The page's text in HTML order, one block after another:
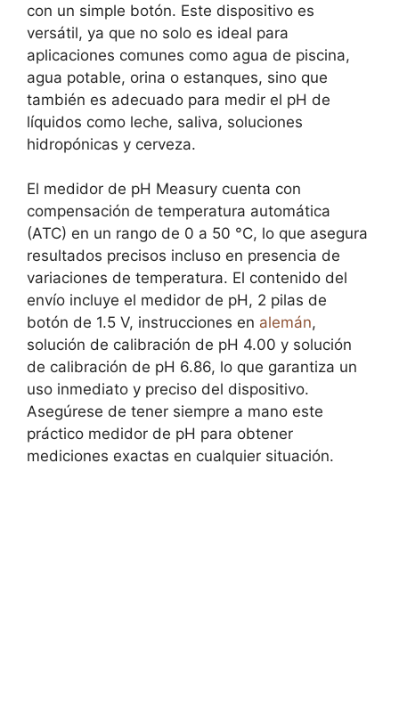
con un simple botón. Este dispositivo es
versátil, ya que no solo es ideal para
aplicaciones comunes como agua de piscina,
agua potable, orina o estanques, sino que
también es adecuado para medir el pH de
líquidos como leche, saliva, soluciones
hidropónicas y cerveza.
El medidor de pH Measury cuenta con
compensación de temperatura automática
(ATC) en un rango de 0 a 50 °C, lo que asegura
resultados precisos incluso en presencia de
variaciones de temperatura. El contenido del
envío incluye el medidor de pH, 2 pilas de
botón de 1.5 V, instrucciones en alemán,
solución de calibración de pH 4.00 y solución
de calibración de pH 6.86, lo que garantiza un
uso inmediato y preciso del dispositivo.
Asegúrese de tener siempre a mano este
práctico medidor de pH para obtener
mediciones exactas en cualquier situación.